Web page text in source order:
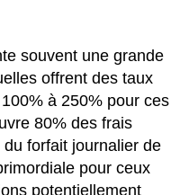
souvent une grande
offrent des taux
à 250% pour ces
80% des frais
du forfait journalier de
pour ceux
potentiellement